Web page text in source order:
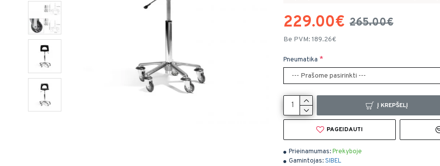
Prieinamumas:Prekyboje
Gamintojas:SIBEL
229.00€ 265.00€
Be PVM: 189.26€
Pneumatika
Į KREPŠELĮ
PAGEIDAUTI